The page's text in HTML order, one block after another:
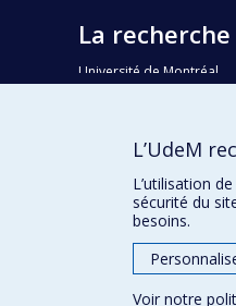
La recherche
Université de Montréal
Courriel:
L’UdeM
L’utilisation
sécurité du
besoins.
Voir notre